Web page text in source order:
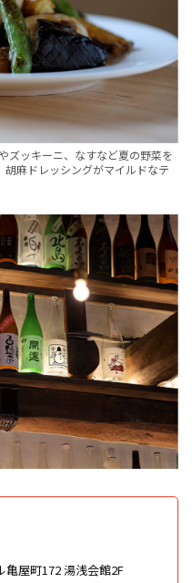
ズッキーニ、なすなど夏の野菜を
麻ドレッシングがマイルドなテ
屋町172 湯浅会館2F